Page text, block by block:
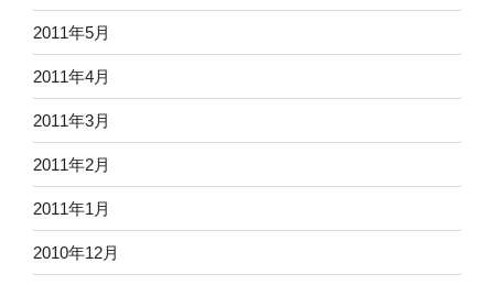
2011年5月
2011年4月
2011年3月
2011年2月
2011年1月
2010年12月